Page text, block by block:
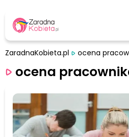
ZaradnaKobieta.pl ocena
ocena